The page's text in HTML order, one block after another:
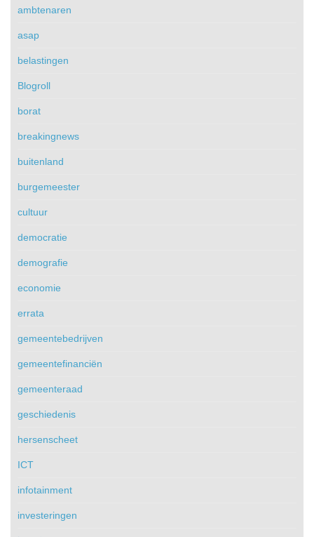
ambtenaren
asap
belastingen
Blogroll
borat
breakingnews
buitenland
burgemeester
cultuur
democratie
demografie
economie
errata
gemeentebedrijven
gemeentefinanciën
gemeenteraad
geschiedenis
hersenscheet
ICT
infotainment
investeringen